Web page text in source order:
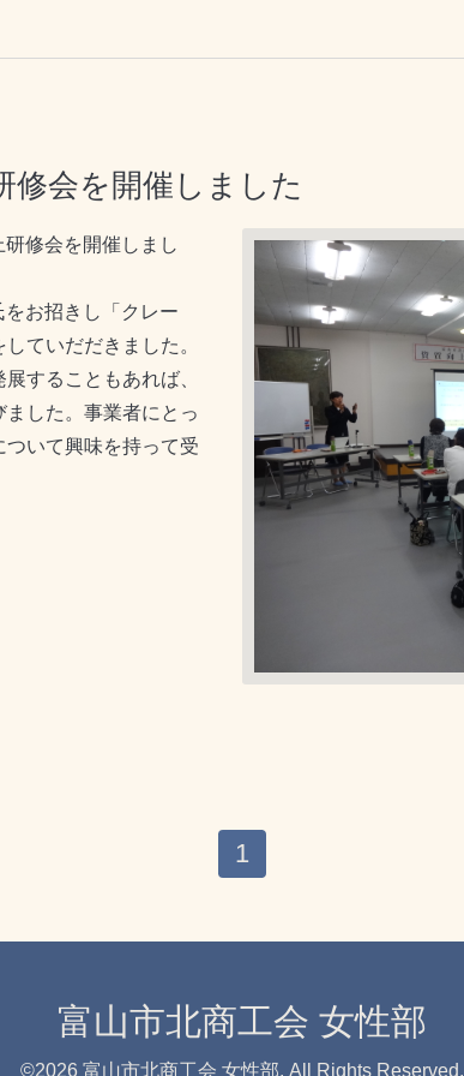
修会を開催しました
修会を開催しまし
お招きし「クレー
ていだだきました。
することもあれば、
した。事業者にとっ
いて興味を持って受
1
富山市北商工会 女性部
©2026 富山市北商工会 女性部. All Rights Reserved.